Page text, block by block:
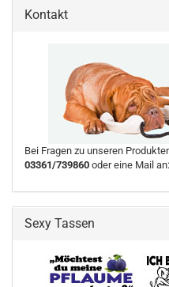
Kontakt
Bei Fragen zu unseren
03361/739860 oder eine Mail an:
Sexy Tassen